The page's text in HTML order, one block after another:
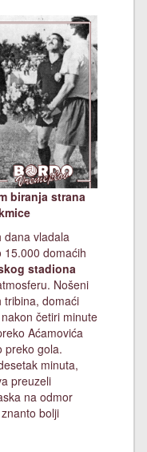
biranja strana
dana vladala
domaćih
stadiona
Nošeni
tribina, domaći
četiri minute
Aćamovića
preko gola.
minuta,
preuzeli
na odmor
bolji